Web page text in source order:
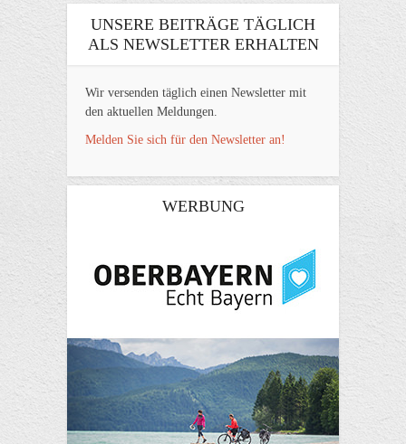
UNSERE BEITRÄGE TÄGLICH
ALS NEWSLETTER ERHALTEN
Wir versenden täglich einen Newsletter mit
den aktuellen Meldungen.
Melden Sie sich für den Newsletter an!
WERBUNG